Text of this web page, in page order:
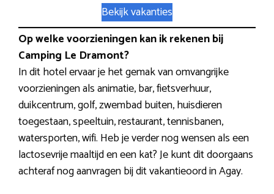
Bekijk vakanties
Op welke voorzieningen kan ik rekenen bij
Camping Le Dramont?
In dit hotel ervaar je het gemak van omvangrijke
voorzieningen als animatie, bar, fietsverhuur,
duikcentrum, golf, zwembad buiten, huisdieren
toegestaan, speeltuin, restaurant, tennisbanen,
watersporten, wifi. Heb je verder nog wensen als een
lactosevrije maaltijd en een kat? Je kunt dit doorgaans
achteraf nog aanvragen bij dit vakantieoord in Agay.